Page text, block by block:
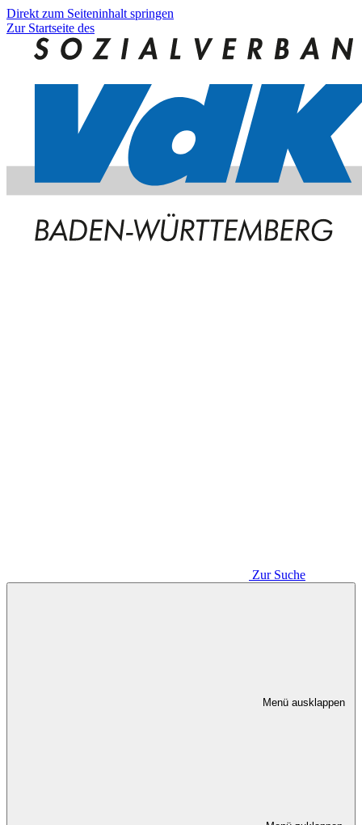
Direkt zum Seiteninhalt springen
Zur Startseite des
Zur Suche
Menü ausklappen